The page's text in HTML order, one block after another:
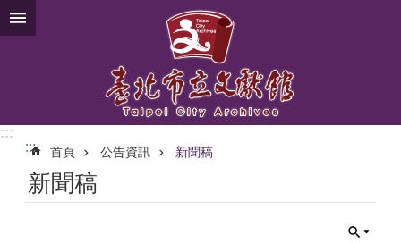
跳到主要內容區塊
:::
:::
首頁 公告資訊 新聞稿
新聞稿